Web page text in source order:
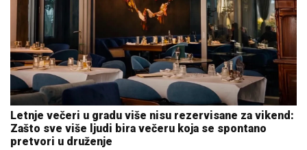
Letnje večeri u gradu više nisu rezervisane za vikend:
Zašto sve više ljudi bira večeru koja se spontano
pretvori u druženje